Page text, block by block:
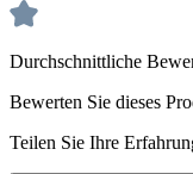
Durchschnittliche
Bewerten Sie dieses
Teilen Sie Ihre